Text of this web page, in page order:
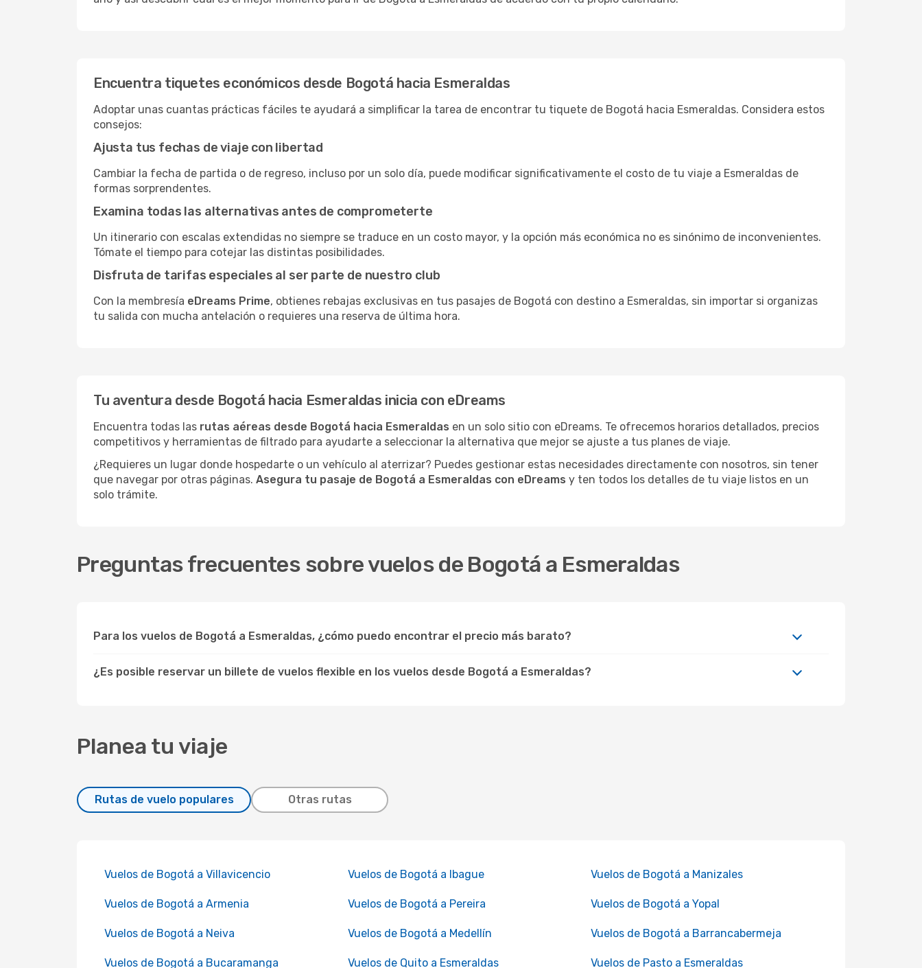
Encuentra tiquetes económicos desde Bogotá hacia Esmeraldas
Adoptar unas cuantas prácticas fáciles te ayudará a simplificar la tarea de encontrar tu tiquete de Bogotá hacia Esmeraldas. Considera estos
consejos:
Ajusta tus fechas de viaje con libertad
Cambiar la fecha de partida o de regreso, incluso por un solo día, puede modificar significativamente el costo de tu viaje a Esmeraldas de
formas sorprendentes.
Examina todas las alternativas antes de comprometerte
Un itinerario con escalas extendidas no siempre se traduce en un costo mayor, y la opción más económica no es sinónimo de inconvenientes.
Tómate el tiempo para cotejar las distintas posibilidades.
Disfruta de tarifas especiales al ser parte de nuestro club
Con la membresía eDreams Prime, obtienes rebajas exclusivas en tus pasajes de Bogotá con destino a Esmeraldas, sin importar si organizas
tu salida con mucha antelación o requieres una reserva de última hora.
Tu aventura desde Bogotá hacia Esmeraldas inicia con eDreams
Encuentra todas las rutas aéreas desde Bogotá hacia Esmeraldas en un solo sitio con eDreams. Te ofrecemos horarios detallados, precios
competitivos y herramientas de filtrado para ayudarte a seleccionar la alternativa que mejor se ajuste a tus planes de viaje.
¿Requieres un lugar donde hospedarte o un vehículo al aterrizar? Puedes gestionar estas necesidades directamente con nosotros, sin tener
que navegar por otras páginas. Asegura tu pasaje de Bogotá a Esmeraldas con eDreams y ten todos los detalles de tu viaje listos en un
solo trámite.
Preguntas frecuentes sobre vuelos de Bogotá a Esmeraldas
Para los vuelos de Bogotá a Esmeraldas, ¿cómo puedo encontrar el precio más barato?
¿Es posible reservar un billete de vuelos flexible en los vuelos desde Bogotá a Esmeraldas?
Planea tu viaje
Rutas de vuelo populares Otras rutas
Vuelos de Bogotá a Villavicencio Vuelos de Bogotá a Ibague Vuelos de Bogotá a Manizales
Vuelos de Bogotá a Armenia Vuelos de Bogotá a Pereira Vuelos de Bogotá a Yopal
Vuelos de Bogotá a Neiva Vuelos de Bogotá a Medellín Vuelos de Bogotá a Barrancabermeja
Vuelos de Bogotá a Bucaramanga Vuelos de Quito a Esmeraldas Vuelos de Pasto a Esmeraldas